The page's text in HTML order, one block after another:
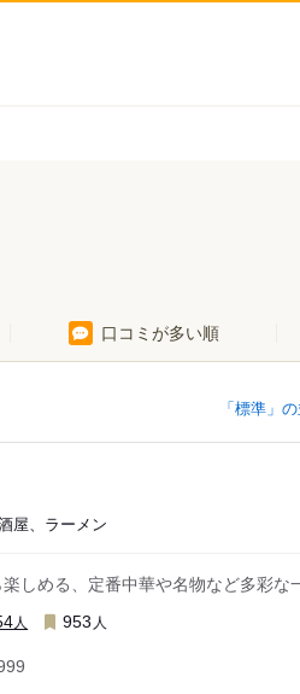
口コミが多い順
「標準」
屋、ラーメン
しめる、定番中華や名物など多彩
人 953 人